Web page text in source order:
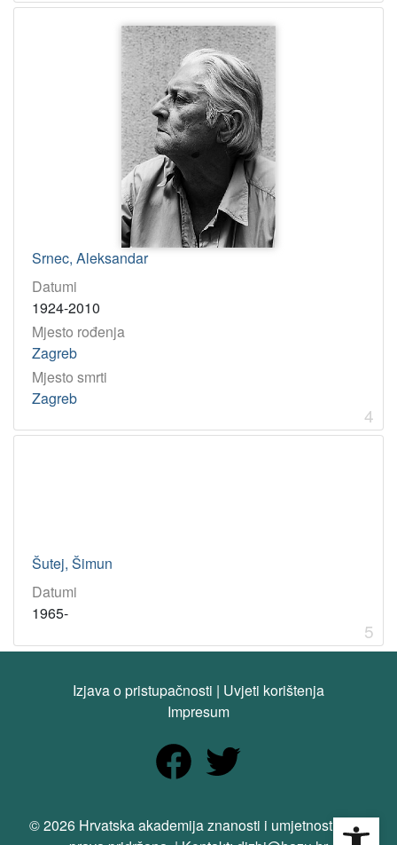
Srnec, Aleksandar
Datumi
1924-2010
Mjesto rođenja
Zagreb
Mjesto smrti
Zagreb
4
Šutej, Šimun
Datumi
1965-
5
Izjava o pristupačnosti | Uvjeti korištenja
Impresum
© 2026 Hrvatska akademija znanosti i umjetnosti. Sva